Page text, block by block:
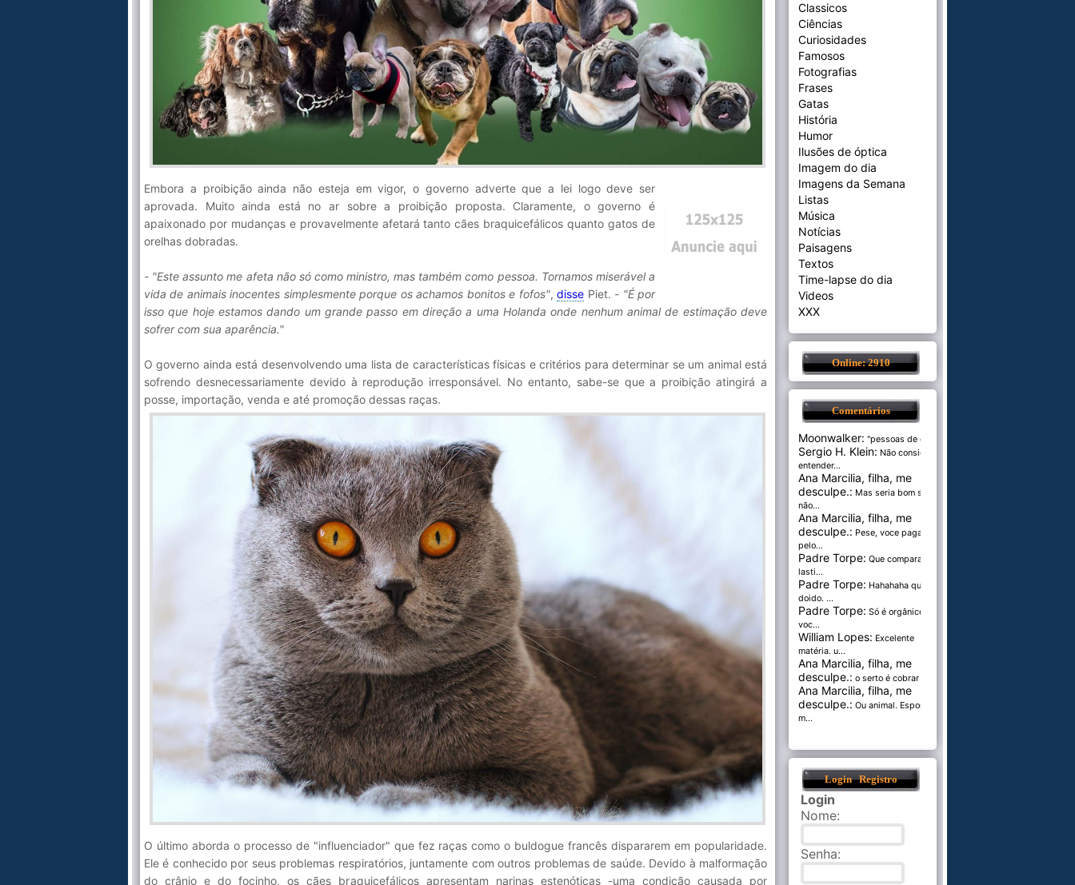
Embora a proibição ainda não esteja em vigor, o governo adverte que a lei logo deve ser
aprovada. Muito ainda está no ar sobre a proibição proposta. Claramente, o governo é
apaixonado por mudanças e provavelmente afetará tanto cães braquicefálicos quanto gatos de
orelhas dobradas.
- "Este assunto me afeta não só como ministro, mas também como pessoa. Tornamos miserável a
vida de animais inocentes simplesmente porque os achamos bonitos e fofos",disse Piet. - "É por
isso que hoje estamos dando um grande passo em direção a uma Holanda onde nenhum animal de estimação deve
sofrer com sua aparência."
O governo ainda está desenvolvendo uma lista de características físicas e critérios para determinar se um animal está
sofrendo desnecessariamente devido à reprodução irresponsável. No entanto, sabe-se que a proibição atingirá a
posse, importação, venda e até promoção dessas raças.
O último aborda o processo de "influenciador" que fez raças como o buldogue francês dispararem em popularidade.
Ele é conhecido por seus problemas respiratórios, juntamente com outros problemas de saúde. Devido à malformação
do crânio e do focinho, os cães braquicefálicos apresentam narinas estenóticas -uma condição causada por
Classicos
Ciências
Curiosidades
Famosos
Fotografias
Frases
Gatas
História
Humor
Ilusões de óptica
Imagem do dia
Imagens da Semana
Listas
Música
Notícias
Paisagens
Textos
Time-lapse do dia
Videos
XXX
Online: 2910
Comentários
Moonwalker: "pessoas de cer...
Sergio H. Klein: Não consigo
entender...
Ana Marcilia, filha, me
desculpe.: Mas seria bom se
não...
Ana Marcilia, filha, me
desculpe.: Pese, voce paga
pelo...
Padre Torpe: Que comparação
lasti...
Padre Torpe: Hahahaha que
doido. ...
Padre Torpe: Só é orgânico se
voc...
William Lopes: Excelente
matéria. u...
Ana Marcilia, filha, me
desculpe.: o serto é cobrar pel...
Ana Marcilia, filha, me
desculpe.: Ou animal. Esponja
m...
Login Registro
Login
Nome:
Senha: